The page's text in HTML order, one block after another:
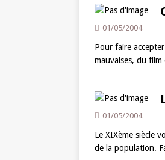
01/05/2004
Pour faire
mauvaises, du
01/05/2004
Le XIXème siècle
de la population.